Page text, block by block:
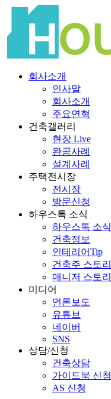
회사소개
인사말
회사소개
주요연혁
건축갤러리
현장 Live
완공사례
설계사례
주택전시장
전시장
방문신청
하우스톡 소식
하우스톡 소식
건축정보
인테리어Tip
건축주 스토리
매니저 스토리
미디어
언론보도
유튜브
네이버
SNS
상담/신청
건축상담
가이드북 신청
AS 신청